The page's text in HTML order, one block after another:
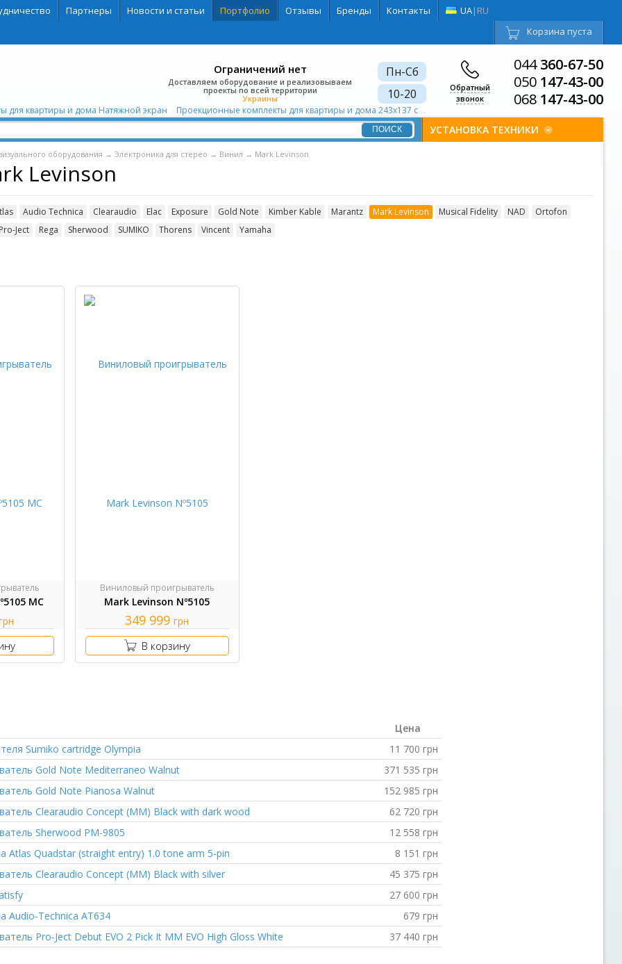
Партнеры Новости и статьи Портфолио Отзывы Бренды Контакты UA| RU
Корзина пуста
044360-67-50
050 147-43-00
068 147-43-00
Обратный
звонок
Пн-Сб
10-20
Ограничений нет
Доставляем оборудование и реализовываем
проекты по всей территории
Украины
для квартиры и дома Натяжной экран Проекционные комплекты для квартиры и дома 243х137 см.
УСТАНОВКА ТЕХНИКИ
оборудования → Электроника для стерео → Винил → Mark Levinson
Levinson
Audio Technica Clearaudio Elac Exposure Gold Note Kimber Kable Marantz Mark Levinson Musical Fidelity NAD
Ortofon
Pro-Ject Rega Sherwood SUMIKO Thorens Vincent Yamaha
MC
Виниловый проигрыватель
Mark Levinson Nº5105
349 999грн
В корзину
Цена
Sumiko cartridge Olympia 11 700 грн
Gold Note Mediterraneo Walnut 371 535 грн
Gold Note Pianosa Walnut 152 985 грн
Clearaudio Concept (MM) Black with dark wood 62 720 грн
Sherwood PM-9805 12 558 грн
Atlas Quadstar (straight entry) 1.0 tone arm 5-pin 8 151 грн
Clearaudio Concept (MM) Black with silver 45 375 грн
27 600 грн
Audio-Technica AT634 679 грн
Pro-Ject Debut EVO 2 Pick It MM EVO High Gloss White 37 440 грн